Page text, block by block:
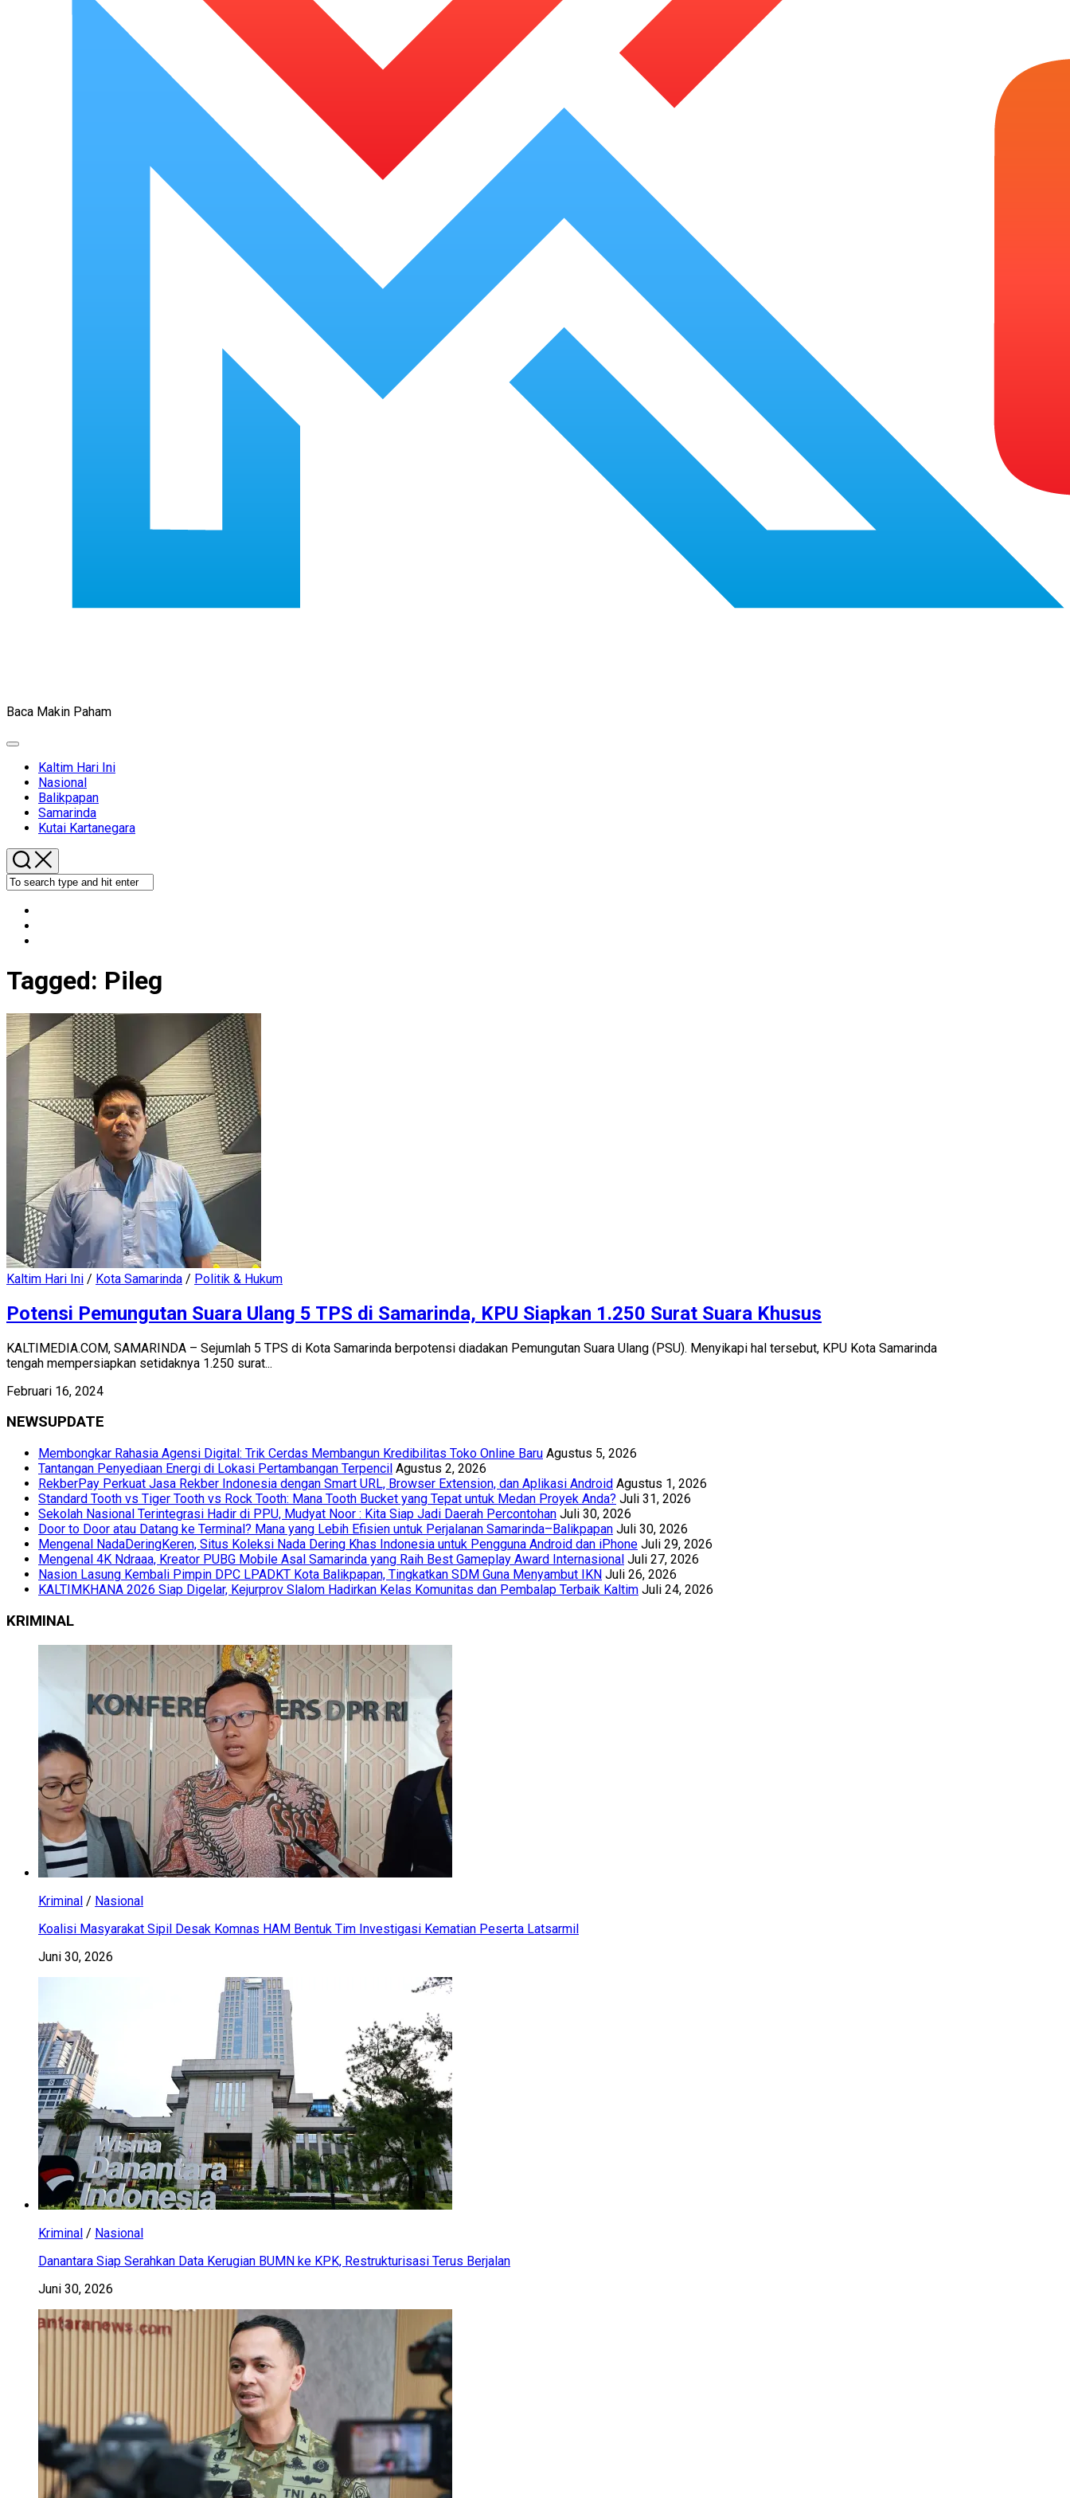
Baca Makin Paham
Expand
Kaltim Hari Ini
Nasional
Balikpapan
Samarinda
Kutai Kartanegara
Tagged: Pileg
Kaltim Hari Ini / Kota Samarinda / Politik & Hukum
Potensi Pemungutan Suara Ulang 5 TPS di Samarinda, KPU Siapkan 1.250 Surat Suara Khusus
KALTIMEDIA.COM, SAMARINDA – Sejumlah 5 TPS di Kota Samarinda berpotensi diadakan Pemungutan Suara Ulang (PSU). Menyikapi hal tersebut, KPU Kota Samarinda
tengah mempersiapkan setidaknya 1.250 surat...
Februari 16, 2024
NEWSUPDATE
Membongkar Rahasia Agensi Digital: Trik Cerdas Membangun Kredibilitas Toko Online Baru Agustus 5, 2026
Tantangan Penyediaan Energi di Lokasi Pertambangan Terpencil Agustus 2, 2026
RekberPay Perkuat Jasa Rekber Indonesia dengan Smart URL, Browser Extension, dan Aplikasi Android Agustus 1, 2026
Standard Tooth vs Tiger Tooth vs Rock Tooth: Mana Tooth Bucket yang Tepat untuk Medan Proyek Anda? Juli 31, 2026
Sekolah Nasional Terintegrasi Hadir di PPU, Mudyat Noor : Kita Siap Jadi Daerah Percontohan Juli 30, 2026
Door to Door atau Datang ke Terminal? Mana yang Lebih Efisien untuk Perjalanan Samarinda–Balikpapan Juli 30, 2026
Mengenal NadaDeringKeren, Situs Koleksi Nada Dering Khas Indonesia untuk Pengguna Android dan iPhone Juli 29, 2026
Mengenal 4K Ndraaa, Kreator PUBG Mobile Asal Samarinda yang Raih Best Gameplay Award Internasional Juli 27, 2026
Nasion Lasung Kembali Pimpin DPC LPADKT Kota Balikpapan, Tingkatkan SDM Guna Menyambut IKN Juli 26, 2026
KALTIMKHANA 2026 Siap Digelar, Kejurprov Slalom Hadirkan Kelas Komunitas dan Pembalap Terbaik Kaltim Juli 24, 2026
KRIMINAL
Kriminal / Nasional
Koalisi Masyarakat Sipil Desak Komnas HAM Bentuk Tim Investigasi Kematian Peserta Latsarmil
Juni 30, 2026
Kriminal / Nasional
Danantara Siap Serahkan Data Kerugian BUMN ke KPK, Restrukturisasi Terus Berjalan
Juni 30, 2026